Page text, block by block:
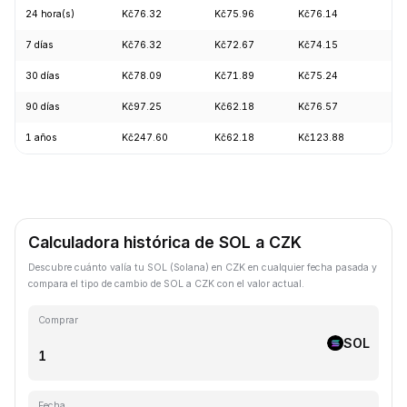
24 hora(s) Kč76.32 Kč75.96 Kč76.14
7 días Kč76.32 Kč72.67 Kč74.15
30 días Kč78.09 Kč71.89 Kč75.24
90 días Kč97.25 Kč62.18 Kč76.57
1 años Kč247.60 Kč62.18 Kč123.88
Calculadora histórica de SOL a CZK
Descubre cuánto valía tu SOL (Solana) en CZK en cualquier fecha pasada y
compara el tipo de cambio de SOL a CZK con el valor actual.
Comprar
SOL